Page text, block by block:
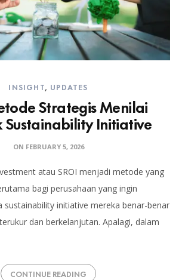
INSIGHT, UPDATES
Strategis Menilai
Initiative
ON FEBRUARY 5, 2026
atau SROI menjadi metode yang
bagi perusahaan yang ingin
sustainability initiative mereka benar-benar
dan berkelanjutan. Apalagi, dalam
CONTINUE READING